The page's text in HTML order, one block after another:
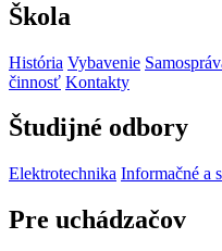
Škola
História Vybavenie
činnosť Kontakty
Študijné odbory
Elektrotechnika Informačné a
Pre uchádzačov